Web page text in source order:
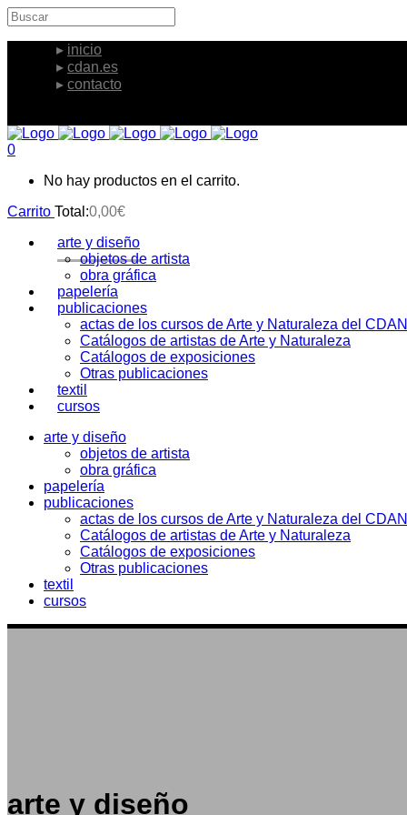
inicio
cdan.es
contacto
0
No hay productos en el carrito.
Carrito Total:0,00€
arte y diseño
objetos de artista
obra gráfica
papelería
publicaciones
actas de los cursos de Arte y Naturaleza del CDAN
Catálogos de artistas de Arte y Naturaleza
Catálogos de exposiciones
Otras publicaciones
textil
cursos
arte y diseño
objetos de artista
obra gráfica
papelería
publicaciones
actas de los cursos de Arte y Naturaleza del CDAN
Catálogos de artistas de Arte y Naturaleza
Catálogos de exposiciones
Otras publicaciones
textil
cursos
arte y diseño